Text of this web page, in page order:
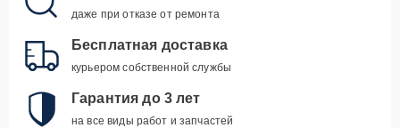
даже при отказе от ремонта
Бесплатная доставка
курьером собственной службы
Гарантия до 3 лет
на все виды работ и запчастей